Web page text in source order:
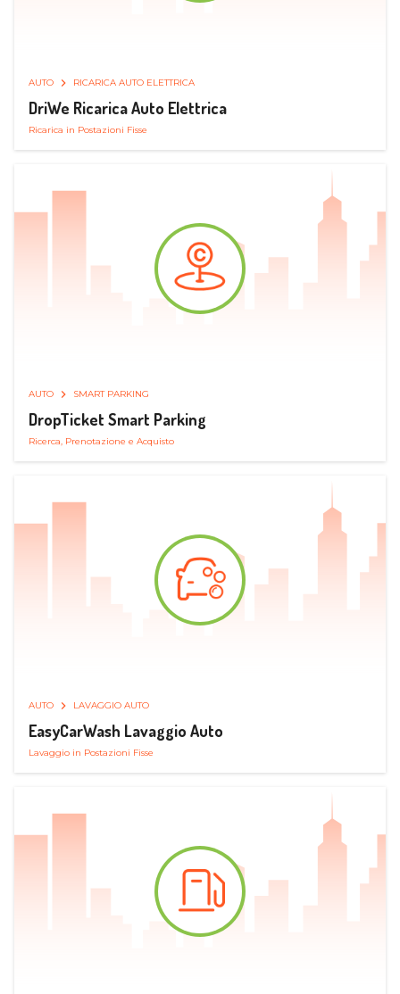
AUTO RICARICA AUTO ELETTRICA
DriWe Ricarica Auto Elettrica
Ricarica in Postazioni Fisse
AUTO SMART PARKING
DropTicket Smart Parking
Ricerca, Prenotazione e Acquisto
AUTO LAVAGGIO AUTO
EasyCarWash Lavaggio Auto
Lavaggio in Postazioni Fisse